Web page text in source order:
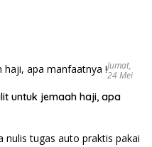
Jumat,
24 Mei
untuk jemaah haji, apa